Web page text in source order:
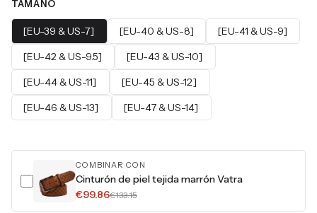
TAMAÑO
[EU-39 & US-7] [EU-40 & US-8]
[EU-41 & US-9]
[EU-42 & US-9.5]
[EU-43 & US-10]
[EU-44 & US-11]
[EU-45 & US-12]
[EU-46 & US-13]
[EU-47 & US-14]
COMBINAR CON
Cinturón de piel tejida marrón Vatra
€99.86€133.15